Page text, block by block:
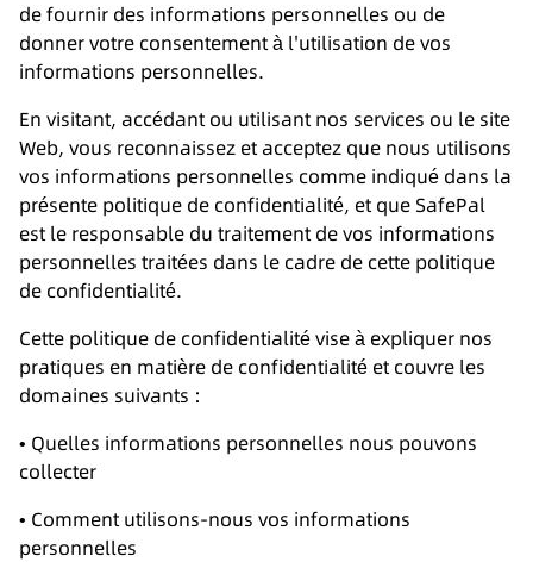
de fournir des informations personnelles ou de
donner votre consentement à l'utilisation de vos
informations personnelles.
En visitant, accédant ou utilisant nos services ou le site
Web, vous reconnaissez et acceptez que nous utilisons
vos informations personnelles comme indiqué dans la
présente politique de confidentialité, et que SafePal
est le responsable du traitement de vos informations
personnelles traitées dans le cadre de cette politique
de confidentialité.
Cette politique de confidentialité vise à expliquer nos
pratiques en matière de confidentialité et couvre les
domaines suivants :
• Quelles informations personnelles nous pouvons
collecter
• Comment utilisons-nous vos informations
personnelles